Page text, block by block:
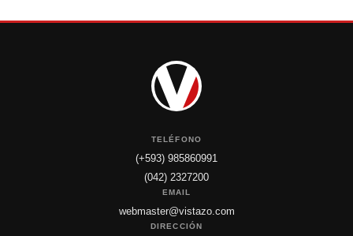
TELÉFONO
(+593) 985860991
(042) 2327200
EMAIL
webmaster@vistazo.com
DIRECCIÓN